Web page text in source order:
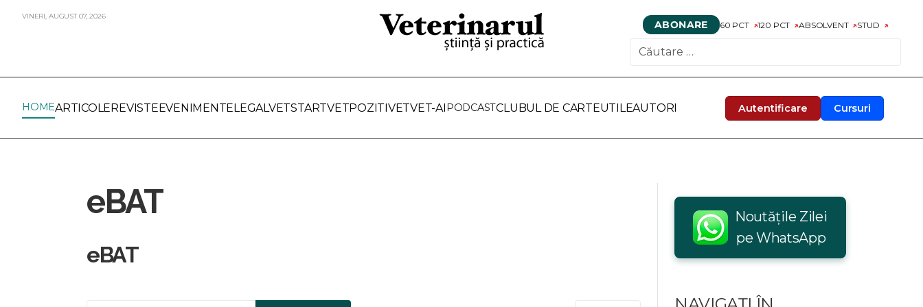
VINERI, AUGUST07,2026
ABONARE 60 PCT 120 PCT ABSOLVENT STUD
Autentificare Cursuri
HOMEARTICOLEREVISTEEVENIMENTELEGALVETSTARTVETPOZITIVETVET-AIPODCASTCLUBUL DE CARTEUTILEAUTORI
eBAT
eBAT
Noutățile Zilei
pe WhatsApp